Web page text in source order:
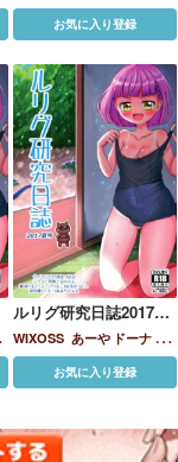
ルタウィルナナシ御影はん
お気に入り登録
ルリグ研究日誌2017夏
号
WIXOSS あーや ドーナ ミ
ュウ水嶋清衣
お気に入り登録